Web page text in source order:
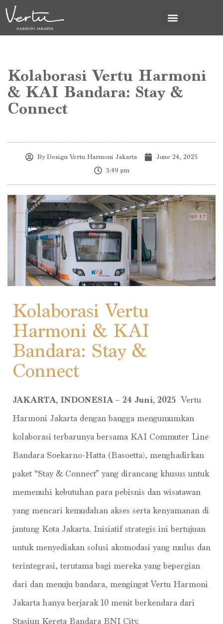
Kolaborasi Vertu Harmoni
& KAI Bandara: Stay &
Connect
ByDesign Vertu Harmoni Jakarta
June 24, 2025
3:49 pm
Kolaborasi Vertu
Harmoni & KAI
Bandara: Stay &
Connect
JAKARTA, INDONESIA – 24 Juni, 2025 Vertu
Harmoni Jakarta dengan bangga mengumumkan
kolaborasi terbarunya bersama KAI Commuter Line
Bandara Soekarno-Hatta (Basoetta), menghadirkan
paket “Stay & Connect” yang dirancang khusus untuk
memenuhi kebutuhan para pebisnis dan wisatawan
yang mencari kemudahan akses serta kenyamanan di
jantung Kota Jakarta. Inisiatif strategis ini bertujuan
untuk menyediakan solusi akomodasi yang mulus dan
terintegrasi, terutama bagi mereka yang bepergian
dari dan menuju bandara, mengingat Vertu Harmoni
Jakarta hanya berjarak 10 menit berkendara dari
Stasiun Kereta Bandara BNI City.